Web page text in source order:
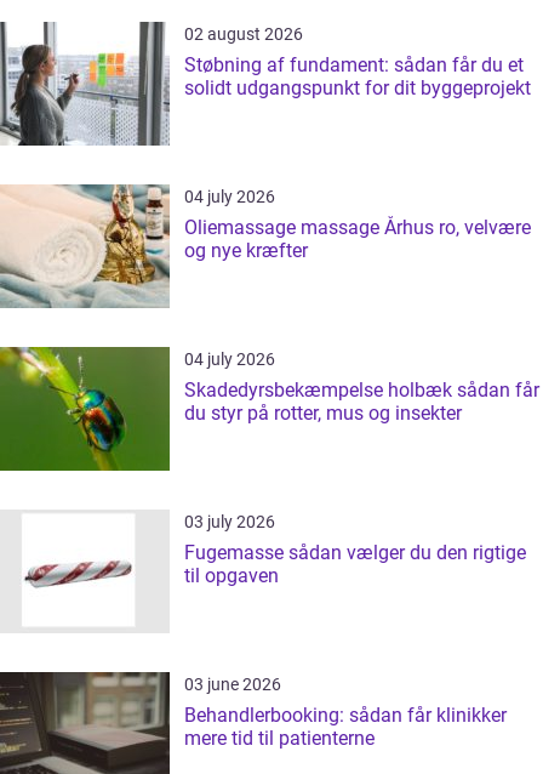
02 august 2026
Støbning af fundament: sådan får du et
solidt udgangspunkt for dit byggeprojekt
04 july 2026
Oliemassage massage Århus ro, velvære
og nye kræfter
04 july 2026
Skadedyrsbekæmpelse holbæk sådan får
du styr på rotter, mus og insekter
03 july 2026
Fugemasse sådan vælger du den rigtige
til opgaven
03 june 2026
Behandlerbooking: sådan får klinikker
mere tid til patienterne